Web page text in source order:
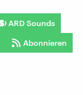
ARD Sounds
Abonnieren